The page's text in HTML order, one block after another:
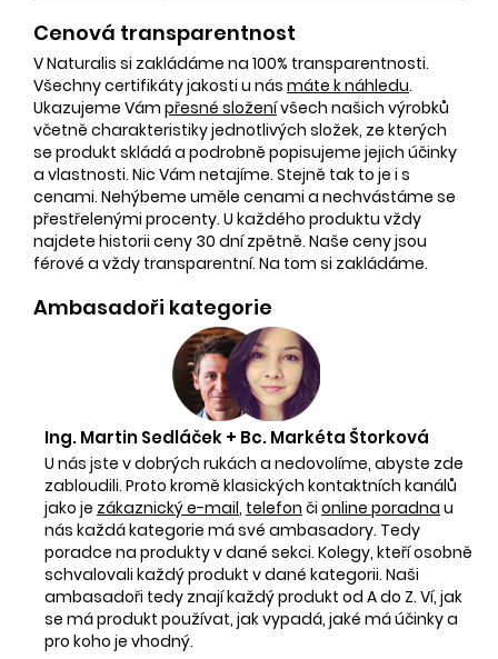
Cenová transparentnost
V Naturalis si zakládáme na 100% transparentnosti.
Všechny certifikáty jakosti u nás máte k náhledu.
Ukazujeme Vám přesné složenívšech našich výrobků
včetně charakteristiky jednotlivých složek, ze kterých
se produkt skládá a podrobně popisujeme jejich účinky
a vlastnosti. Nic Vám netajíme. Stejně tak to je i s
cenami. Nehýbeme uměle cenami a nechvástáme se
přestřelenými procenty. U každého produktu vždy
najdete historii ceny 30 dní zpětně. Naše ceny jsou
férové a vždy transparentní. Na tom si zakládáme.
Ambasadoři kategorie
Ing. Martin Sedláček + Bc. Markéta Štorková
U nás jste v dobrých rukách a nedovolíme, abyste zde
zabloudili. Proto kromě klasických kontaktních kanálů
jako je zákaznický e-mail, telefon či online poradna u
nás každá kategorie má své ambasadory. Tedy
poradce na produkty v dané sekci. Kolegy, kteří osobně
schvalovali každý produkt v dané kategorii. Naši
ambasadoři tedy znají každý produkt od A do Z. Ví, jak
se má produkt používat, jak vypadá, jaké má účinky a
pro koho je vhodný.